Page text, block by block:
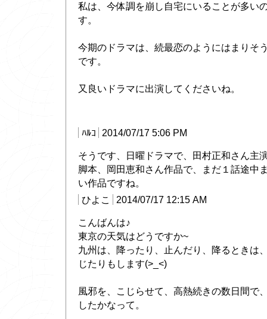
私は、今体調を崩し自宅にいることが多い
す。
今期のドラマは、続最恋のようにはまりそ
です。
又良いドラマに出演してくださいね。
ﾊﾙｺ 2014/07/17 5:06 PM
そうです、日曜ドラマで、田村正和さん主
脚本、岡田恵和さん作品で、まだ１話途中
い作品ですね。
ひよこ
2014/07/17 12:15 AM
こんばんは♪
東京の天気はどうですか~
九州は、降ったり、止んだり、降るときは
じたりもします(>_<)
風邪を、こじらせて、高熱続きの数日間で
したかなって。